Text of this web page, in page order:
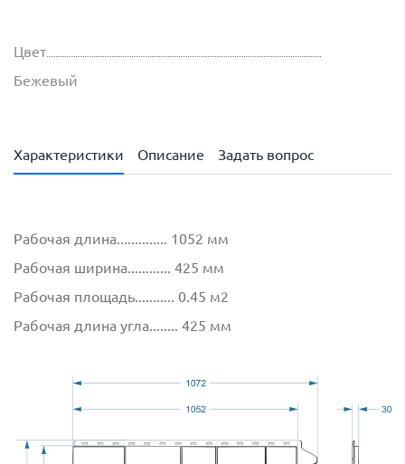
Цвет
Бежевый
Характеристики Описание Задать вопрос
Рабочая длина.............. 1052 мм
Рабочая ширина............ 425 мм
Рабочая площадь........... 0.45 м2
Рабочая длина угла........ 425 мм